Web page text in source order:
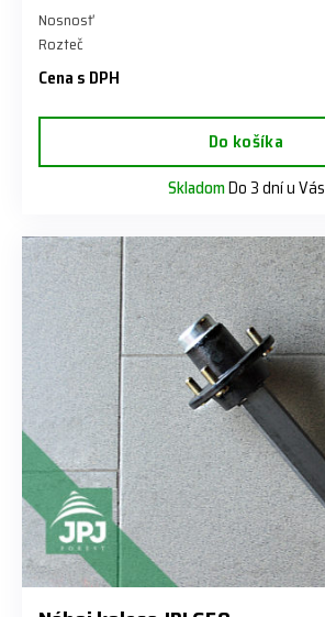
Nosnosť
Rozteč
Cena s DPH
Do košíka
SkladomDo 3 dní u Vás